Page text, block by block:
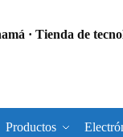
Productos